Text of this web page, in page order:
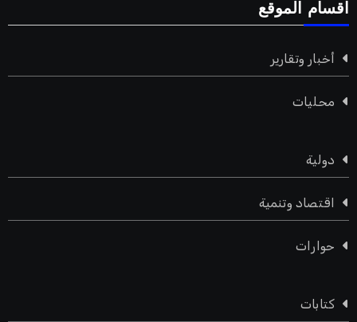
اقسام الموقع
أخبار وتقارير
محليات
دولية
اقتصاد وتنمية
حوارات
كتابات